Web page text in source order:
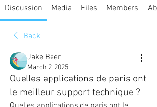
Discussion Media Files Members
Back
Jake Beer
March 2, 2025
Quelles applications de paris ont
le meilleur support technique ?